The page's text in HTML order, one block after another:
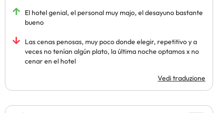
El hotel genial, el personal muy majo, el desayuno bastante
bueno
Las cenas penosas, muy poco donde elegir, repetitivo y a
veces no tenían algún plato, la última noche optamos x no
cenar en el hotel
Vedi traduzione